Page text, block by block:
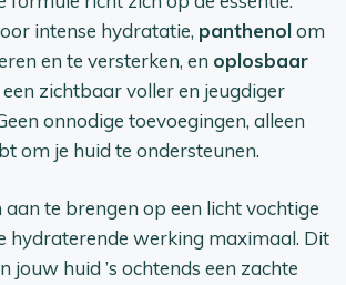
intense hydratatie, panthenolom
en te versterken, en oplosbaar
zichtbaar voller en jeugdiger
onnodige toevoegingen, alleen
om je huid te ondersteunen.
te brengen op een licht vochtige
hydraterende werking maximaal. Dit
jouw huid ’s ochtends een zachte